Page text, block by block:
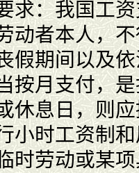
求：我国工
动者本人，
假期间以及
按月支付，
休息日，则
小时工资制
时劳动或某